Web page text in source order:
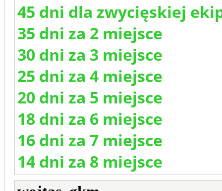
45 dni dla zwycięskiej
35 dni za 2 miejsce
30 dni za 3 miejsce
25 dni za 4 miejsce
20 dni za 5 miejsce
18 dni za 6 miejsce
16 dni za 7 miejsce
14 dni za 8 miejsce